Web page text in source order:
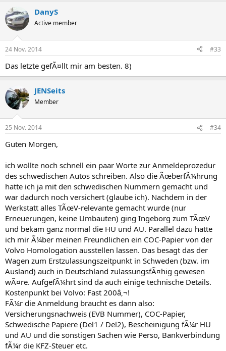
DanyS
Active member
24 Nov. 2014 #33
Das letzte gefÃ¤llt mir am besten. 8)
JENSeits
Member
25 Nov. 2014 #34
Guten Morgen,
ich wollte noch schnell ein paar Worte zur Anmeldeprozedur
des schwedischen Autos schreiben. Also die ÃœberfÃ¼hrung
hatte ich ja mit den schwedischen Nummern gemacht und
war dadurch noch versichert (glaube ich). Nachdem in der
Werkstatt alles TÃœV-relevante gemacht wurde (nur
Erneuerungen, keine Umbauten) ging Ingeborg zum TÃœV
und bekam ganz normal die HU und AU. Parallel dazu hatte
ich mir Ã¼ber meinen Freundlichen ein COC-Papier von der
Volvo Homologation ausstellen lassen. Das besagt das der
Wagen zum Erstzulassungszeitpunkt in Schweden (bzw. im
Ausland) auch in Deutschland zulassungsfÃ¤hig gewesen
wÃ¤re. AufgefÃ¼hrt sind da auch einige technische Details.
Kostenpunkt bei Volvo: Fast 200â‚¬!
FÃ¼r die Anmeldung braucht es dann also:
Versicherungsnachweis (EVB Nummer), COC-Papier,
Schwedische Papiere (Del1 / Del2), Bescheinigung fÃ¼r HU
und AU und die sonstigen Sachen wie Perso, Bankverbindung
fÃ¼r die KFZ-Steuer etc.